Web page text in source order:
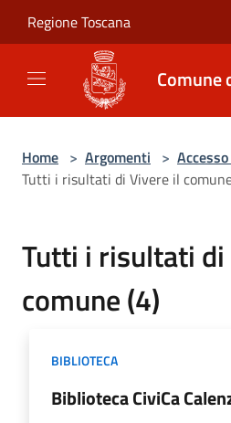
Regione Toscana
Comune
Home > Argomenti >
Tutti i risultati di Vivere il
Tutti i risultati di
comune (4)
BIBLIOTECA
Biblioteca CiviCa